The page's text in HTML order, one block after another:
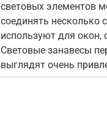
световых элементов
соединять несколько
используют для окон,
Световые занавесы
выглядят очень